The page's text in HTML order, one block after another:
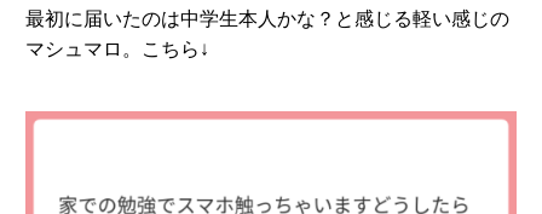
最初に届いたのは中学生本人かな？と感じる軽い感じの
マシュマロ。こちら↓